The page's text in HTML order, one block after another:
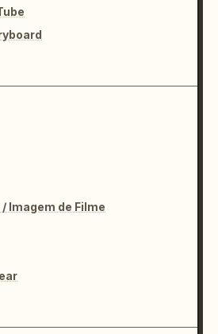
Imagem de Filme